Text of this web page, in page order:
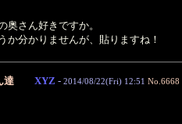
奥さん好きですか。
か分かりませんが、貼りますね！
達 XYZ - 2014/08/22(Fri) 12:51 No.6668